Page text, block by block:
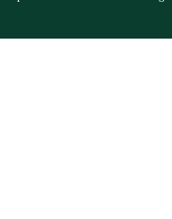
Galleria dei giardini